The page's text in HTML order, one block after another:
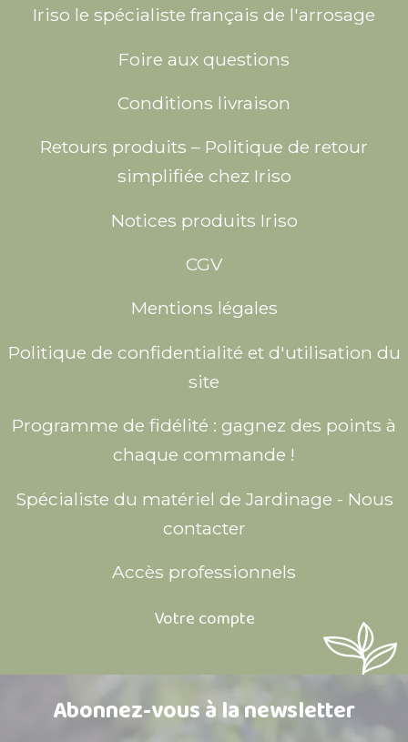
Iriso le spécialiste français de l'arrosage
Foire aux questions
Conditions livraison
Retours produits – Politique de retour
simplifiée chez Iriso
Notices produits Iriso
CGV
Mentions légales
Politique de confidentialité et d'utilisation du
site
Programme de fidélité : gagnez des points à
chaque commande !
Spécialiste du matériel de Jardinage - Nous
contacter
Accès professionnels
Votre compte
Abonnez-vous à la newsletter